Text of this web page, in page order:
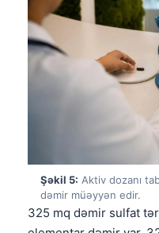
Şəkil 5: Aktiv dozanı
dəmir müəyyən edir.
325 mq dəmir sulfat